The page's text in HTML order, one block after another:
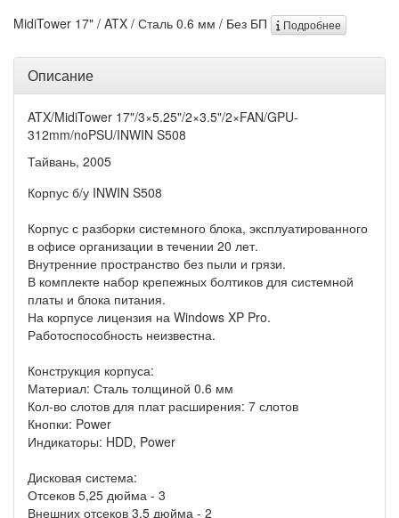
MidiTower 17" / ATX / Сталь 0.6 мм / Без БП Подробнее
Описание
ATX/MidiTower 17"/3×5.25"/2×3.5"/2×FAN/GPU-
312mm/noPSU/INWIN S508
Тайвань, 2005
Корпус б/у INWIN S508
Корпус с разборки системного блока, эксплуатированного
в офисе организации в течении 20 лет.
Внутренние пространство без пыли и грязи.
В комплекте набор крепежных болтиков для системной
платы и блока питания.
На корпусе лицензия на Windows XP Pro.
Работоспособность неизвестна.
Конструкция корпуса:
Материал: Сталь толщиной 0.6 мм
Кол-во слотов для плат расширения: 7 слотов
Кнопки: Power
Индикаторы: HDD, Power
Дисковая система:
Отсеков 5,25 дюйма - 3
Внешних отсеков 3,5 дюйма - 2